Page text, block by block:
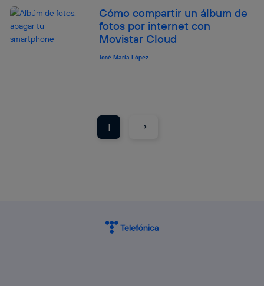
Cómo compartir un álbum de
fotos por internet con
Movistar Cloud
José María López
1 →